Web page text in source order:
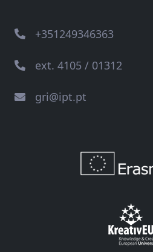
+351249346363
ext. 4105 / 01312
gri@ipt.pt